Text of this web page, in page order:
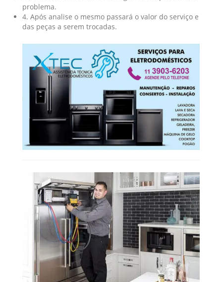
problema.
4. Após analise o mesmo passará o valor do serviço e
das peças a serem trocadas.